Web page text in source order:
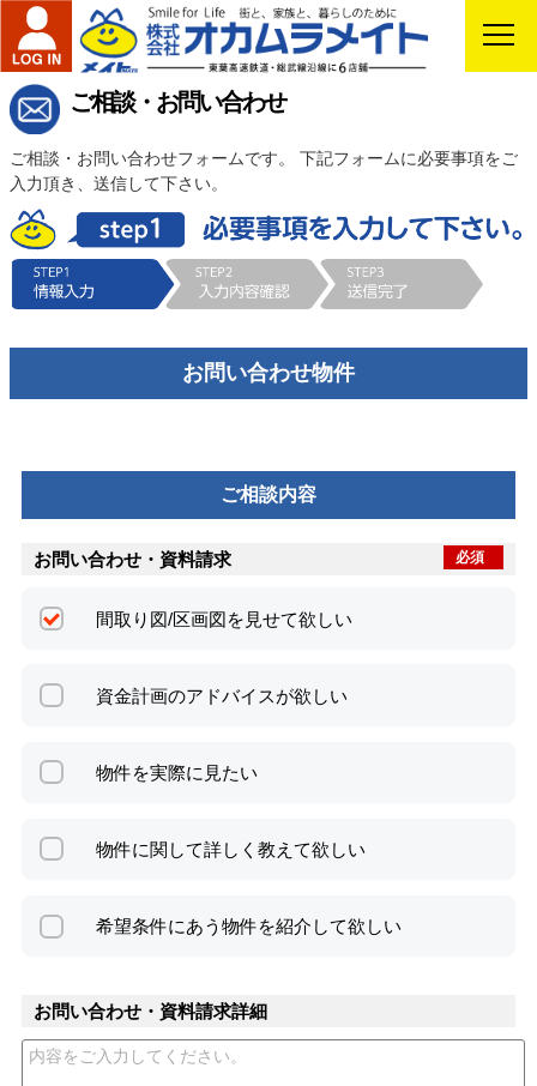
ご相談・お問い合わせ
ご相談・お問い合わせフォームです。 下記フォームに必要事項をご
入力頂き、送信して下さい。
お問い合わせ物件
ご相談内容
お問い合わせ・資料請求 必須
間取り図/区画図を見せて欲しい
資金計画のアドバイスが欲しい
物件を実際に見たい
物件に関して詳しく教えて欲しい
希望条件にあう物件を紹介して欲しい
お問い合わせ・資料請求詳細